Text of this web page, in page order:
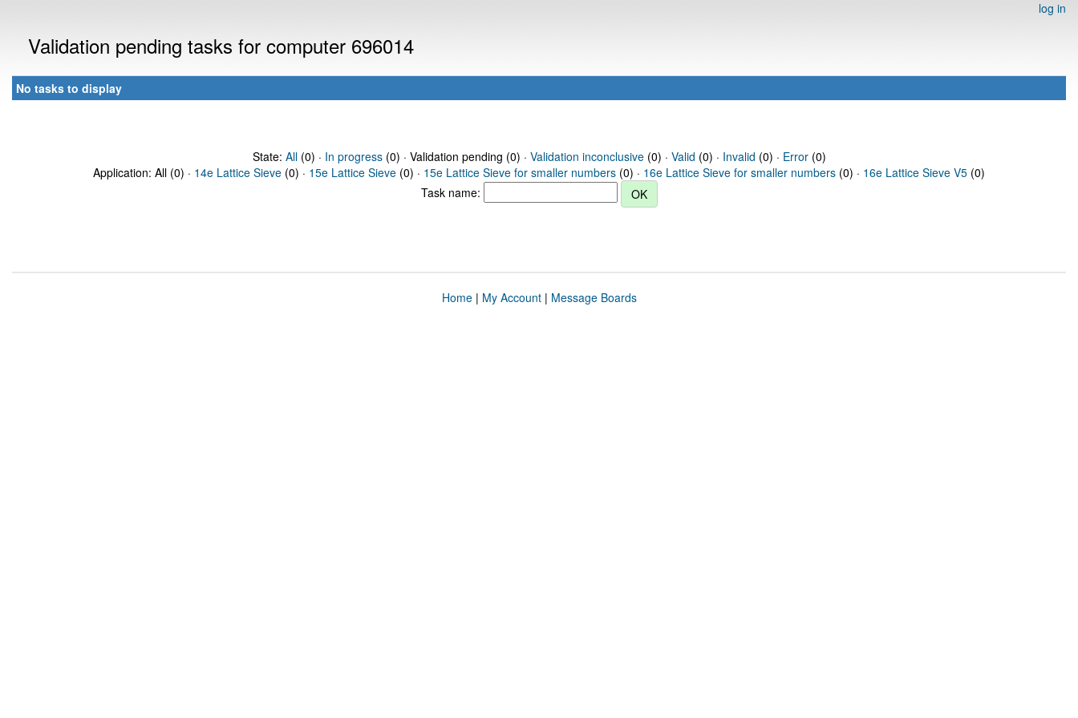
log in
Validation pending tasks for computer 696014
No tasks to display
State: All(0) · In progress(0) · Validation pending (0) · Validation inconclusive(0) · Valid (0) · Invalid (0) · Error(0)
Application: All (0) · 14e Lattice Sieve (0) · 15e Lattice Sieve (0) · 15e Lattice Sieve for smaller numbers (0) · 16e Lattice Sieve for smaller numbers (0) · 16e Lattice Sieve V5 (0)
Task name:
Home| My Account| Message Boards